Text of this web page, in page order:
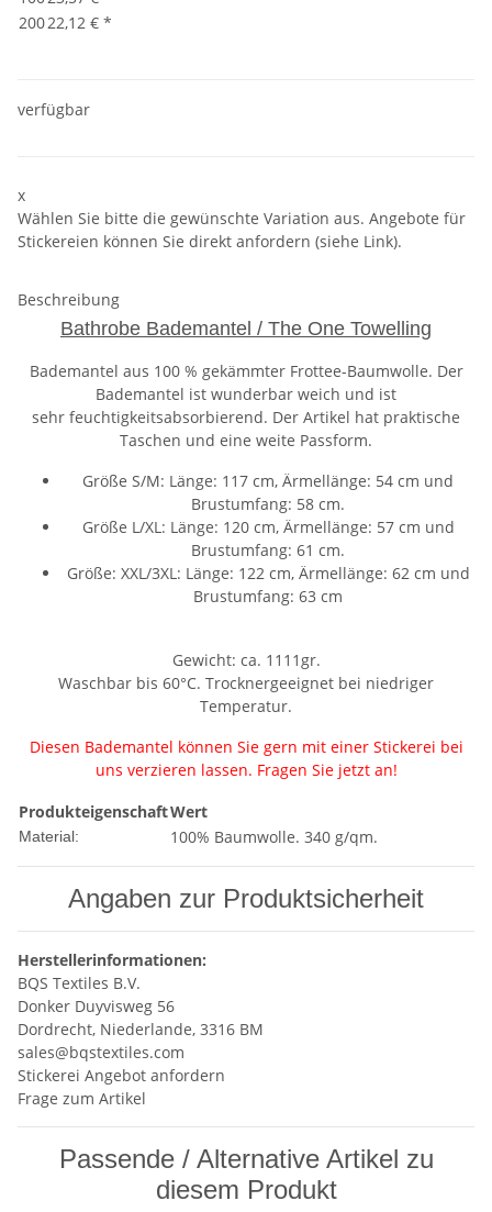
20022,12 € *
verfügbar
x
Wählen Sie bitte die gewünschte Variation aus. Angebote für
Stickereien können Sie direkt anfordern (siehe Link).
Beschreibung
Bathrobe Bademantel / The One Towelling
Bademantel aus 100 % gekämmter Frottee-Baumwolle. Der
Bademantel ist wunderbar weich und ist
sehr feuchtigkeitsabsorbierend. Der Artikel hat praktische
Taschen und eine weite Passform.
Größe S/M: Länge: 117 cm, Ärmellänge: 54 cm und
Brustumfang: 58 cm.
Größe L/XL: Länge: 120 cm, Ärmellänge: 57 cm und
Brustumfang: 61 cm.
Größe: XXL/3XL: Länge: 122 cm, Ärmellänge: 62 cm und
Brustumfang: 63 cm
Gewicht: ca. 1111gr.
Waschbar bis 60°C. Trocknergeeignet bei niedriger
Temperatur.
Diesen Bademantel können Sie gern mit einer Stickerei bei
uns verzieren lassen. Fragen Sie jetzt an!
ProdukteigenschaftWert
Material: 100% Baumwolle. 340 g/qm.
Angaben zur Produktsicherheit
Herstellerinformationen:
BQS Textiles B.V.
Donker Duyvisweg 56
Dordrecht, Niederlande, 3316 BM
sales@bqstextiles.com
Stickerei Angebot anfordern
Frage zum Artikel
Passende / Alternative Artikel zu
diesem Produkt